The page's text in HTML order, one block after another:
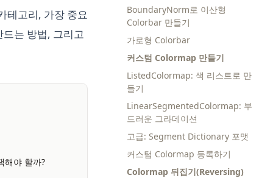
BoundaryNorm로 이산형
Colorbar 만들기
가로형 Colorbar
커스텀 Colormap 만들기
ListedColormap: 색 리스트로 만
들기
LinearSegmentedColormap: 부
드러운 그라데이션
고급: Segment Dictionary 포맷
커스텀 Colormap 등록하기
Colormap 뒤집기(Reversing)
테고리, 가장 중요
는 방법, 그리고
해야 할까?